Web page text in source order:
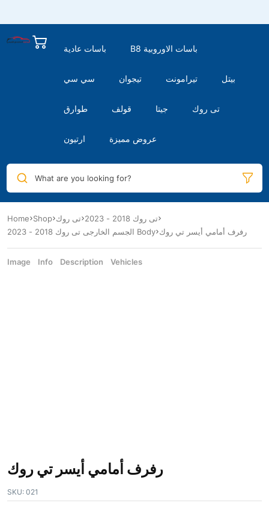
باسات عادية B8 باسات الاوروبية
سي سي تيجوان تيرامونت بيتل
طوارق قولف جيتا تى روك
ارتيون عروض مميزة
What are you looking for?
Home Shop تى روك
تى روك 2018 - 2023
الجسم الخارجى تى روك 2018 - 2023 Body رفرف أمامي أيسر تي روك
Image Info Description Vehicles
رفرف أمامي أيسر تي روك
SKU: 021